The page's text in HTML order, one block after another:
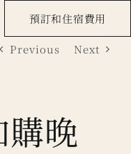
預訂和住宿費用
Previous Next
購晚